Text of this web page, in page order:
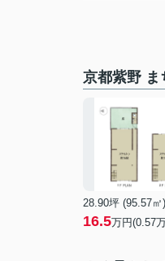
京都紫野 ま
28.90坪 (95.57㎡)
16.5万円(0.57